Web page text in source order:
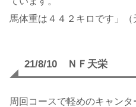
馬体重は４４２キロです」（
21/8/10 ＮＦ天栄
周回コースで軽めのキャン